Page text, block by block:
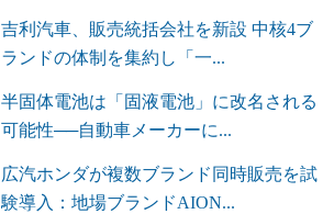
吉利汽車、販売統括会社を新設 中核4ブ
ランドの体制を集約し「一...
半固体電池は「固液電池」に改名される
可能性──自動車メーカーに...
広汽ホンダが複数ブランド同時販売を試
験導入：地場ブランドAION...